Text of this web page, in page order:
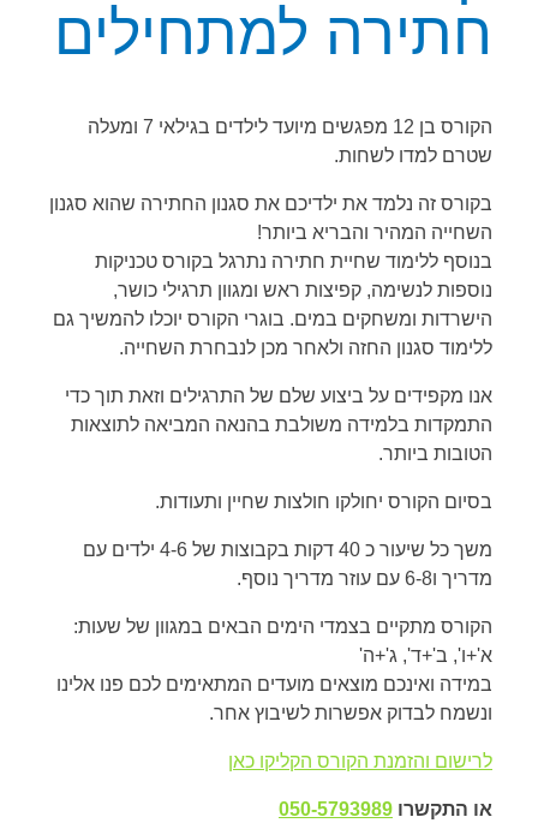
חתירה למתחילים
הקורס בן 12 מפגשים מיועד לילדים בגילאי 7 ומעלה
שטרם למדו לשחות.
בקורס זה נלמד את ילדיכם את סגנון החתירה שהוא סגנון
השחייה המהיר והבריא ביותר!
בנוסף ללימוד שחיית חתירה נתרגל בקורס טכניקות
נוספות לנשימה, קפיצות ראש ומגוון תרגילי כושר,
הישרדות ומשחקים במים. בוגרי הקורס יוכלו להמשיך גם
ללימוד סגנון החזה ולאחר מכן לנבחרת השחייה.
אנו מקפידים על ביצוע שלם של התרגילים וזאת תוך כדי
התמקדות בלמידה משולבת בהנאה המביאה לתוצאות
הטובות ביותר.
בסיום הקורס יחולקו חולצות שחיין ותעודות.
משך כל שיעור כ 40 דקות בקבוצות של 4-6 ילדים עם
מדריך ו6-8 עם עוזר מדריך נוסף.
הקורס מתקיים בצמדי הימים הבאים במגוון של שעות:
א'+ו', ב'+ד', ג'+ה'
במידה ואינכם מוצאים מועדים המתאימים לכם פנו אלינו
ונשמח לבדוק אפשרות לשיבוץ אחר.
לרישום והזמנת הקורס הקליקו כאן
או התקשרו 050-5793989